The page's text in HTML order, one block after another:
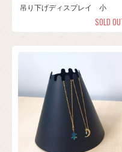
吊り下げディスプレイ 小
SOLD